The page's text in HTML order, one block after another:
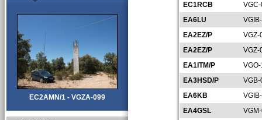
EC1RCB
EA6LU
EA2EZ/P
VGZ-
EA2EZ/P
VGZ-
EA1ITM/P
EA3HSD/P
EA6KB
EA4GSL
EC2AMN/1 - VGZA-099